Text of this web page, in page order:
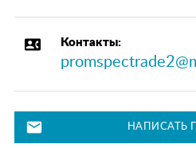
contact_phone Контакты:
mail НАПИСАТЬ